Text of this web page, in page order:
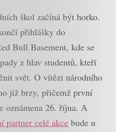
škol začíná být horko.
přihlášky do
Bull Basement, kde se
z hlav studentů, kteří
svět. O vítězi národního
již brzy, přičemž první
oznámena 26. října. A
partner celé akce bude u